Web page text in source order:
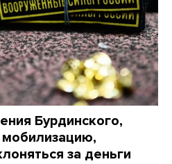
Бурдинского,
мобилизацию,
за деньги